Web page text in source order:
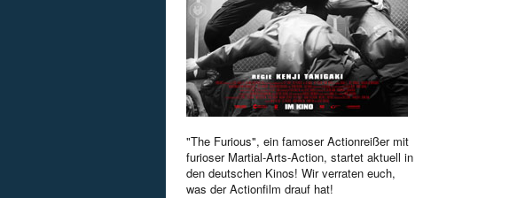
"The Furious", ein famoser Actionreißer mit
furioser Martial-Arts-Action, startet aktuell in
den deutschen Kinos! Wir verraten euch,
was der Actionfilm drauf hat!